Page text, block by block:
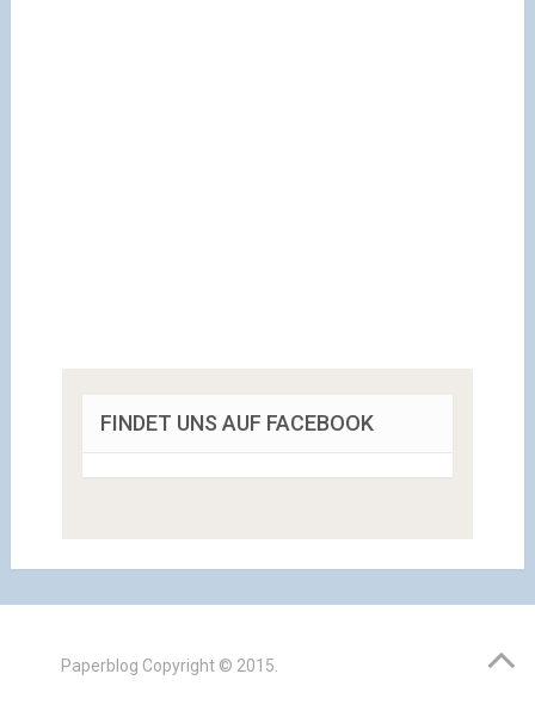
FINDET UNS AUF FACEBOOK
Paperblog Copyright © 2015.